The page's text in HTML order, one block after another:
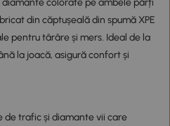
din căptușeală din spumă XPE
pentru târâre și mers. Ideal de la
la joacă, asigură confort și
de trafic și diamante vii care